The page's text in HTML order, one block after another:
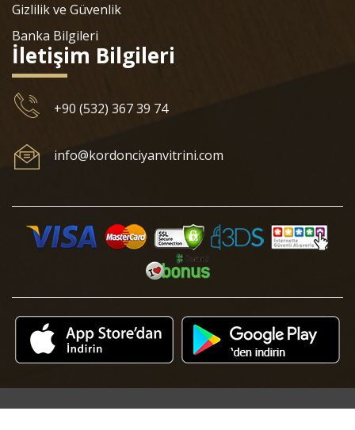
Gizlilik ve Güvenlik
Banka Bilgileri
İletişim Bilgileri
+90 (532) 367 39 74
info@kordonciyanvitrini.com